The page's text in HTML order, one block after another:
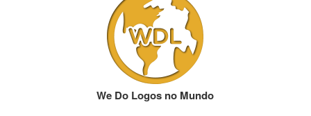
We Do Logos no Mundo